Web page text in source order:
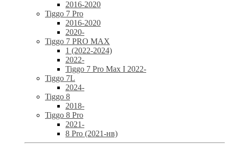
2016-2020
Tiggo 7 Pro
2016-2020
2020-
Tiggo 7 PRO MAX
1 (2022-2024)
2022-
Tiggo 7 Pro Max I 2022-
Tiggo 7L
2024-
Tiggo 8
2018-
Tiggo 8 Pro
2021-
8 Pro (2021-нв)